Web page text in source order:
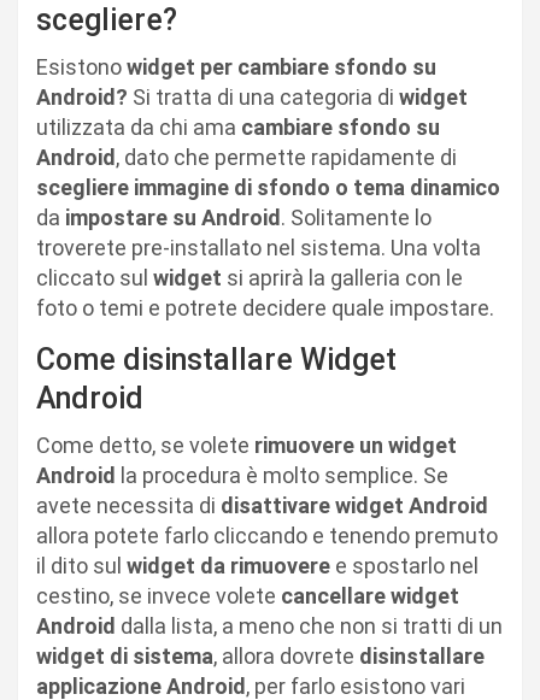
scegliere?
Esistonowidget per cambiare sfondo su
Android? Si tratta di una categoria di widget
utilizzata da chi ama cambiare sfondo su
Android, dato che permette rapidamente di
scegliere immagine di sfondo o tema dinamico
da impostare su Android. Solitamente lo
troverete pre-installato nel sistema. Una volta
cliccato sul widget si aprirà la galleria con le
foto o temi e potrete decidere quale impostare.
Come disinstallare Widget
Android
Come detto, se volete rimuovere un widget
Android la procedura è molto semplice. Se
avete necessita di disattivare widget Android
allora potete farlo cliccando e tenendo premuto
il dito sul widget da rimuovere e spostarlo nel
cestino, se invece volete cancellare widget
Android dalla lista, a meno che non si tratti di un
widget di sistema, allora dovrete disinstallare
applicazione Android, per farlo esistono vari